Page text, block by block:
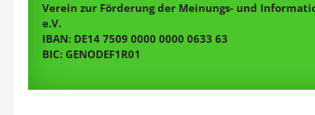
Verein zur Förderung der Meinungs- und
e.V.
IBAN: DE14 7509 0000 0000 0633 63
BIC: GENODEF1R01